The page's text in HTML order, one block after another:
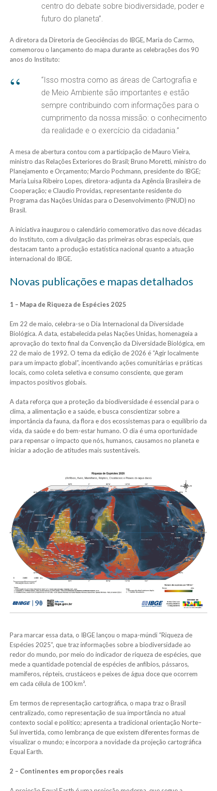
centro do debate sobre biodiversidade, poder e
futuro do planeta”.
A diretora da Diretoria de Geociências do IBGE, Maria do Carmo,
comemorou o lançamento do mapa durante as celebrações dos 90
anos do Instituto:
“Isso mostra como as áreas de Cartografia e
de Meio Ambiente são importantes e estão
sempre contribuindo com informações para o
cumprimento da nossa missão: o conhecimento
da realidade e o exercício da cidadania.”
A mesa de abertura contou com a participação de Mauro Vieira,
ministro das Relações Exteriores do Brasil; Bruno Moretti, ministro do
Planejamento e Orçamento; Marcio Pochmann, presidente do IBGE;
Maria Luisa Ribeiro Lopes, diretora-adjunta da Agência Brasileira de
Cooperação; e Claudio Providas, representante residente do
Programa das Nações Unidas para o Desenvolvimento (PNUD) no
Brasil.
A iniciativa inaugurou o calendário comemorativo das nove décadas
do Instituto, com a divulgação das primeiras obras especiais, que
destacam tanto a produção estatística nacional quanto a atuação
internacional do IBGE.
Novas publicações e mapas detalhados
1 – Mapa de Riqueza de Espécies 2025
Em 22 de maio, celebra-se o Dia Internacional da Diversidade
Biológica. A data, estabelecida pelas Nações Unidas, homenageia a
aprovação do texto final da Convenção da Diversidade Biológica, em
22 de maio de 1992. O tema da edição de 2026 é “Agir localmente
para um impacto global”, incentivando ações comunitárias e práticas
locais, como coleta seletiva e consumo consciente, que geram
impactos positivos globais.
A data reforça que a proteção da biodiversidade é essencial para o
clima, a alimentação e a saúde, e busca conscientizar sobre a
importância da fauna, da flora e dos ecossistemas para o equilíbrio da
vida, da saúde e do bem-estar humano. O dia é uma oportunidade
para repensar o impacto que nós, humanos, causamos no planeta e
iniciar a adoção de atitudes mais sustentáveis.
Para marcar essa data, o IBGE lançou o mapa-múndi “Riqueza de
Espécies 2025”, que traz informações sobre a biodiversidade ao
redor do mundo, por meio do indicador de riqueza de espécies, que
mede a quantidade potencial de espécies de anfíbios, pássaros,
mamíferos, répteis, crustáceos e peixes de água doce que ocorrem
em cada célula de 100 km².
Em termos de representação cartográfica, o mapa traz o Brasil
centralizado, como representação de sua importância no atual
contexto social e político; apresenta a tradicional orientação Norte–
Sul invertida, como lembrança de que existem diferentes formas de
visualizar o mundo; e incorpora a novidade da projeção cartográfica
Equal Earth.
2 – Continentes em proporções reais